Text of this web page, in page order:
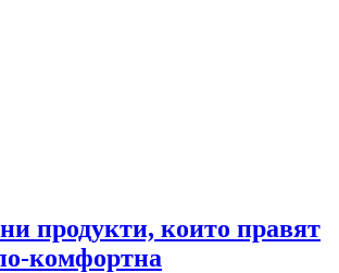
продукти, които правят
комфортна